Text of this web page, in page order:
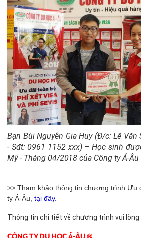
Bạn Bùi Nguyễn Gia Huy (Đ/c: Lê Văn
- Sđt: 0961 1152 xxx) – Học sinh
Mỹ - Tháng 04/2018 của Công ty Á-Âu
>> Tham khảo thông tin chương trình Ưu
ty Á-Âu, tại đây.
Thông tin chi tiết về chương trình vui lòng
CÔNG TY DU HỌC Á-ÂU ®